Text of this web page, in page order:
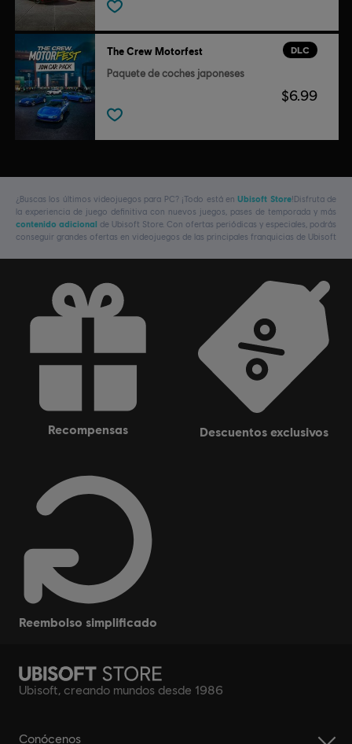
DLC
The Crew Motorfest
Paquete de coches japoneses
$6.99
¿Buscas los últimos videojuegos para PC? ¡Todo está enUbisoft Store!Disfruta de
la experiencia de juego definitiva con nuevos juegos, pases de temporada y más
contenido adicional de Ubisoft Store. Con ofertas periódicas y especiales, podrás
conseguir grandes ofertas en videojuegos de las principales franquicias de Ubisoft
recompensas descuentos exclusivos
reembolso simplificado
Ubisoft, creando mundos desde 1986
Conócenos